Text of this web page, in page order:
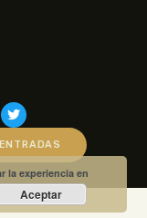
la experiencia en
Aceptar